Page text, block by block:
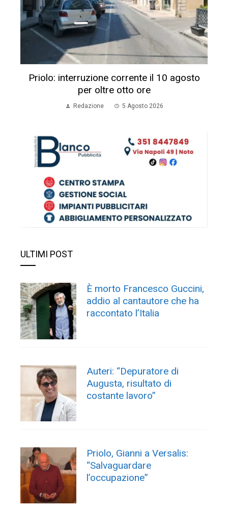
Priolo: interruzione corrente il 10 agosto
per oltre otto ore
Redazione 5 Agosto 2026
ULTIMI POST
È morto Francesco Guccini,
addio al cantautore che ha
raccontato l’Italia
Auteri: “Depuratore di
Augusta, risultato di
costante lavoro”
Priolo, Gianni a Versalis:
“Salvaguardare
l’occupazione”